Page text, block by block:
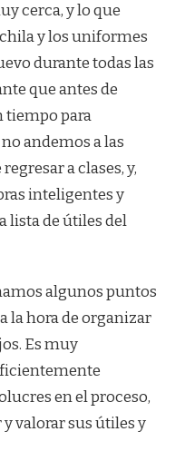
MATERIALES
ESCOLARES
AL
TERMINAR
EL
ESCOLAR?
cerca, y lo que
y los uniformes
durante todas las
que antes de
tiempo para
andemos a las
a clases, y,
inteligentes y
lista de útiles del
algunos puntos
la hora de organizar
Es muy
en el proceso,
y valorar sus útiles y